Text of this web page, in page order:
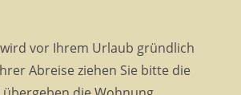
vor Ihrem Urlaub gründlich
Abreise ziehen Sie bitte die